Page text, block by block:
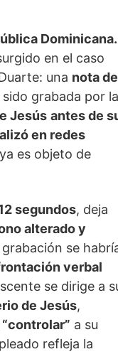
Dominicana.
en el caso
una nota de
sido grabada por la
Jesús antes de
en redes
es objeto de
segundos, deja
alterado y
se
verbal
se dirige a
de Jesús,
a su
refleja la